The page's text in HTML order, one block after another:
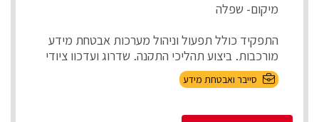
מיקום- שפלה
התפקיד כולל תפעול וניהול מערכות אבטחת מידע
מורכבות, ביצוע תהליכי התקנה, שדרוג ועדכון ציודי
אבטחת ...סייבר ואבטחת מידע